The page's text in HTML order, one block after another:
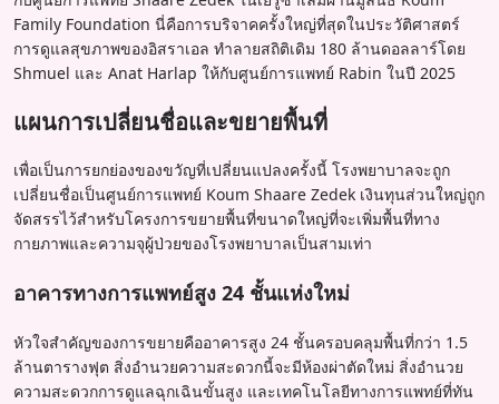
Family Foundation นี่คือการบริจาคครั้งใหญ่ที่สุดในประวัติศาสตร์
การดูแลสุขภาพของอิสราเอล ทำลายสถิติเดิม 180 ล้านดอลลาร์โดย
Shmuel และ Anat Harlap ให้กับศูนย์การแพทย์ Rabin ในปี 2025
แผนการเปลี่ยนชื่อและขยายพื้นที่
เพื่อเป็นการยกย่องของขวัญที่เปลี่ยนแปลงครั้งนี้ โรงพยาบาลจะถูก
เปลี่ยนชื่อเป็นศูนย์การแพทย์ Koum Shaare Zedek เงินทุนส่วนใหญ่ถูก
จัดสรรไว้สำหรับโครงการขยายพื้นที่ขนาดใหญ่ที่จะเพิ่มพื้นที่ทาง
กายภาพและความจุผู้ป่วยของโรงพยาบาลเป็นสามเท่า
อาคารทางการแพทย์สูง 24 ชั้นแห่งใหม่
หัวใจสำคัญของการขยายคืออาคารสูง 24 ชั้นครอบคลุมพื้นที่กว่า 1.5
ล้านตารางฟุต สิ่งอำนวยความสะดวกนี้จะมีห้องผ่าตัดใหม่ สิ่งอำนวย
ความสะดวกการดูแลฉุกเฉินขั้นสูง และเทคโนโลยีทางการแพทย์ที่ทัน